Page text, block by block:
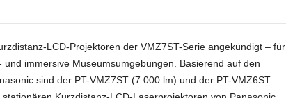
LCD-Projektoren der VMZ7ST-Serie angekündigt – für
immersive Museumsumgebungen. Basierend auf den
sind der PT-VMZ7ST (7.000 lm) und der PT-VMZ6ST